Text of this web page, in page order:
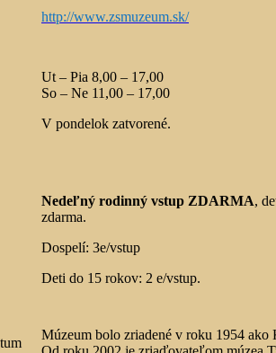
http://www.zsmuzeum.sk/
Ut – Pia 8,00 – 17,00
So – Ne 11,00 – 17,00
V pondelok zatvorené.
Nedeľný rodinný vstup ZDARMA,
zdarma.
Dospelí: 3e/vstup
Deti do 15 rokov: 2 e/vstup.
Múzeum bolo zriadené v roku 1954 ako